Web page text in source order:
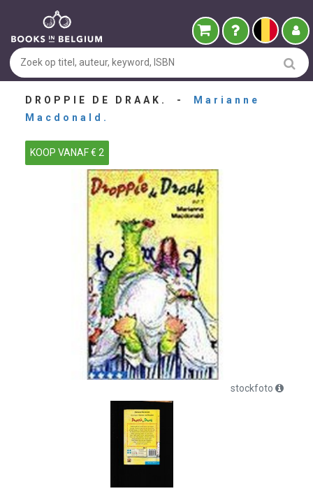
DROPPIE DE DRAAK. -
Marianne
Macdonald.
KOOP VANAF € 2
stockfoto